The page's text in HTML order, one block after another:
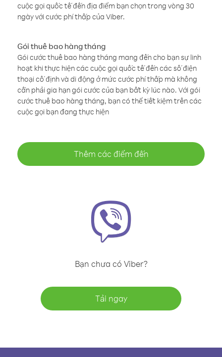
cuộc gọi quốc tế đến địa điểm bạn chọn trong vòng 30
ngày với cước phí thấp của Viber.
Gói thuê bao hàng tháng
Gói cước thuê bao hàng tháng mang đến cho bạn sự linh
hoạt khi thực hiện các cuộc gọi quốc tế đến các số điện
thoại cố định và di động ở mức cước phí thấp mà không
cần phải gia hạn gói cước của bạn bất kỳ lúc nào. Với gói
cước thuê bao hàng tháng, bạn có thể tiết kiệm trên các
cuộc gọi bạn đang thực hiện
Thêm các điểm đến
Bạn chưa có Viber?
Tải ngay